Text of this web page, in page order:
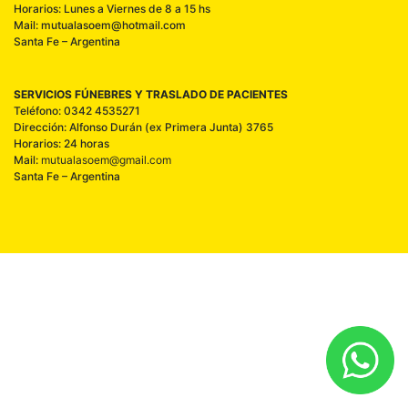
Horarios: Lunes a Viernes de 8 a 15 hs
Mail: mutualasoem@hotmail.com
Santa Fe – Argentina
SERVICIOS FÚNEBRES Y TRASLADO DE PACIENTES
Teléfono: 0342 4535271
Dirección: Alfonso Durán (ex Primera Junta) 3765
Horarios: 24 horas
Mail: mutualasoem@gmail.com
Santa Fe – Argentina